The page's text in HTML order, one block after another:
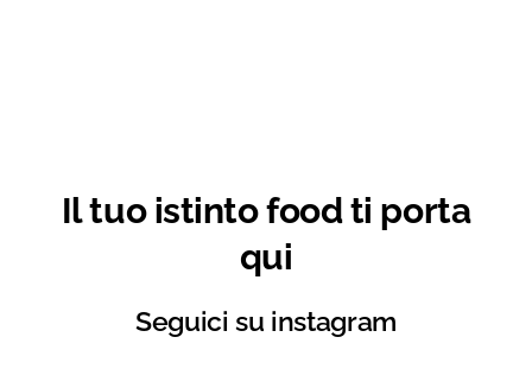
Il tuo istinto food ti porta
qui
Seguici su instagram